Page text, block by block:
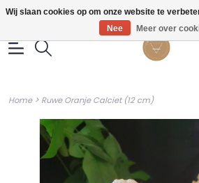
Gratis verzendig
Home> Ruwe Oranje Calciet (12 cm)
Wij slaan cookies op om onze website te
Nee
Meer over